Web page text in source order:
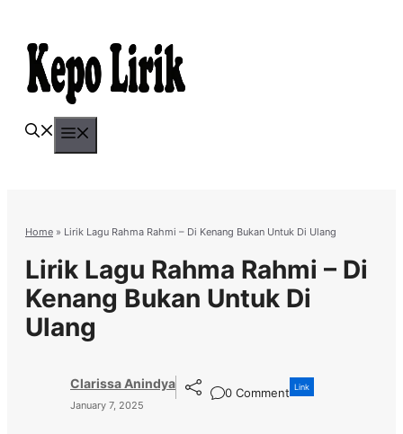
content
Home » Lirik Lagu Rahma Rahmi – Di Kenang Bukan Untuk Di Ulang
Lirik Lagu Rahma Rahmi – Di
Kenang Bukan Untuk Di
Ulang
Clarissa Anindya
January 7, 2025
0 Comment Link